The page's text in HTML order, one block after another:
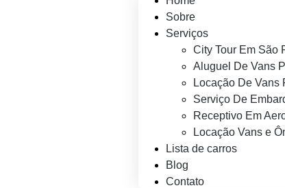
Sobre
Serviços
City Tour Em São
Aluguel De Vans
Locação De Vans
Serviço De
Receptivo Em
Locação Vans e
Lista de carros
Blog
Contato